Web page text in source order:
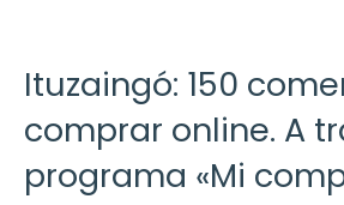
Ituzaingó: 150
comprar online. A
programa «Mi